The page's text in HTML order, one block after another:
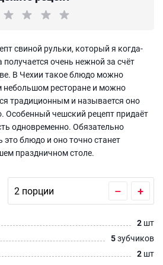
свиной рульки, который я когда-
очень нежной за счёт
В Чехии такое блюдо можно
небольшом ресторане и можно
традиционным и называется оно
Особенный чешский рецепт придаёт
одновременно. Обязательно
это блюдо и оно точно станет
праздничном столе.
– +
2 шт
5зубчиков
2 шт